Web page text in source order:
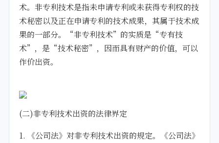
术。非专利技术是指未申请专利或未获得专利权的技
术秘密以及正在申请专利的技术成果，其属于技术成
果的一部分。“非专利技术”的实质是“专有技
术”，是“技术秘密”，因而具有财产的价值，可以
作价出资。
(二)非专利技术出资的法律界定
1. 《公司法》对非专利技术出资的规定。《公司法》